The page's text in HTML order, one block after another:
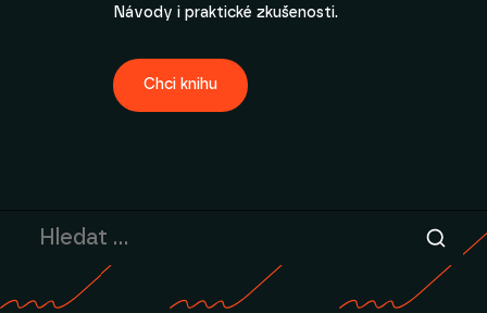
Návody i praktické zkušenosti.
Chci knihu